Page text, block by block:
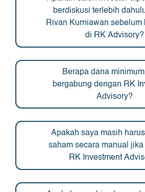
berdiskusi terlebih
Rivan Kurniawan sebelum
di RK Advisory?
Berapa dana
bergabung dengan RK
Advisory?
Apakah saya masih
saham secara manual
RK Investment